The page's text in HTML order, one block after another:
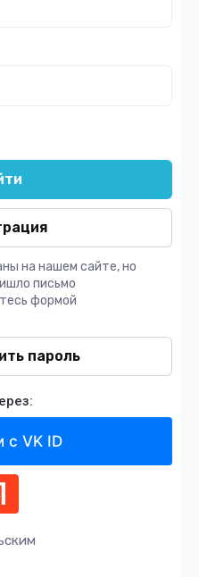
на нашем сайте, но
письмо
формой
пароль
с VK ID